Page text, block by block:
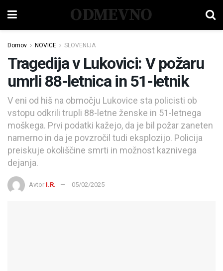
ODMEVNO
Domov NOVICE SLOVENIJA
Tragedija v Lukovici: V požaru
umrli 88-letnica in 51-letnik
V eni od hiš na območju Lukovice sta policisti ob
vstopu odkrili trupli 88-letne ženske in 51-letnega
moškega. Prvi podatki kažejo, da je bil požar zaneten
namerno in da je povzročil tudi eksplozijo. Policija
preiskuje okoliščine smrti in možnost kaznivega
dejanja.
Avtor I.R. 05/02/2025